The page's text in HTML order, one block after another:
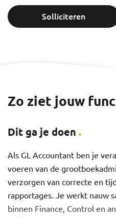
Solliciteren
Zo ziet jouw
Dit ga je doen
Als GL Accountant ben je
voeren van de
verzorgen van correcte en
rapportages. Je werkt nauw
binnen Finance, Control en